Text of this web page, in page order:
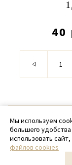
40
Мы используем
большего
использовать
файлов cookies